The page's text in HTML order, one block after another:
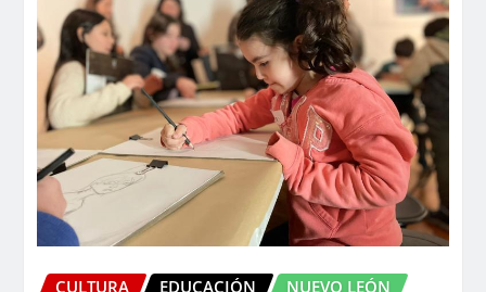
CULTURA EDUCACIÓN NUEVO LEÓN